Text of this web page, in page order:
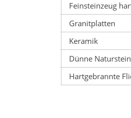
Feinsteinzeug
Granitplatten
Keramik
Dünne
Hartgebrannte